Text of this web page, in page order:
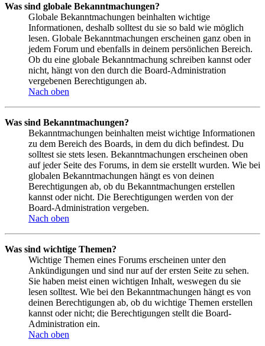
Was sind globale Bekanntmachungen?
Globale Bekanntmachungen beinhalten wichtige
Informationen, deshalb solltest du sie so bald wie möglich
lesen. Globale Bekanntmachungen erscheinen ganz oben in
jedem Forum und ebenfalls in deinem persönlichen Bereich.
Ob du eine globale Bekanntmachung schreiben kannst oder
nicht, hängt von den durch die Board-Administration
vergebenen Berechtigungen ab.
Nach oben
Was sind Bekanntmachungen?
Bekanntmachungen beinhalten meist wichtige Informationen
zu dem Bereich des Boards, in dem du dich befindest. Du
solltest sie stets lesen. Bekanntmachungen erscheinen oben
auf jeder Seite des Forums, in dem sie erstellt wurden. Wie bei
globalen Bekanntmachungen hängt es von deinen
Berechtigungen ab, ob du Bekanntmachungen erstellen
kannst oder nicht. Die Berechtigungen werden von der
Board-Administration vergeben.
Nach oben
Was sind wichtige Themen?
Wichtige Themen eines Forums erscheinen unter den
Ankündigungen und sind nur auf der ersten Seite zu sehen.
Sie haben meist einen wichtigen Inhalt, weswegen du sie
lesen solltest. Wie bei den Bekanntmachungen hängt es von
deinen Berechtigungen ab, ob du wichtige Themen erstellen
kannst oder nicht; die Berechtigungen stellt die Board-
Administration ein.
Nach oben